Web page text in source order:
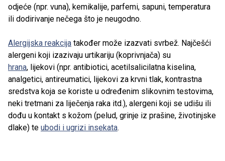
odjeće (npr. vuna), kemikalije, parfemi, sapuni, temperatura
ili dodirivanje nečega što je neugodno.
Alergijska reakcija također može izazvati svrbež. Najčešći
alergeni koji izazivaju urtikariju (koprivnjača) su
hrana, lijekovi (npr. antibiotici, acetilsalicilatna kiselina,
analgetici, antireumatici, lijekovi za krvni tlak, kontrastna
sredstva koja se koriste u određenim slikovnim testovima,
neki tretmani za liječenja raka itd.), alergeni koji se udišu ili
dođu u kontakt s kožom (pelud, grinje iz prašine, životinjske
dlake) te ubodi i ugrizi insekata.